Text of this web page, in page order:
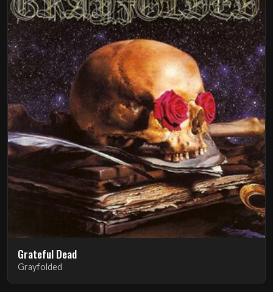
Grateful Dead
Grayfolded